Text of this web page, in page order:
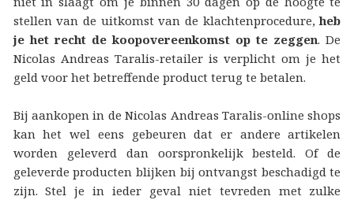
stellen van de uitkomst van de klachtenprocedure,heb
je het recht de koopovereenkomst op te zeggen. De
Nicolas Andreas Taralis-retailer is verplicht om je het
geld voor het betreffende product terug te betalen.
Bij aankopen in de Nicolas Andreas Taralis-online shops
kan het wel eens gebeuren dat er andere artikelen
worden geleverd dan oorspronkelijk besteld. Of de
geleverde producten blijken bij ontvangst beschadigd te
zijn. Stel je in ieder geval niet tevreden met zulke